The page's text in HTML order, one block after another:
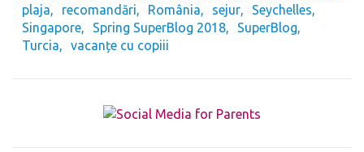
plaja
recomandări România sejur
Seychelles
Singapore
Spring SuperBlog 2018
SuperBlog
Turcia
vacanțe cu copiii